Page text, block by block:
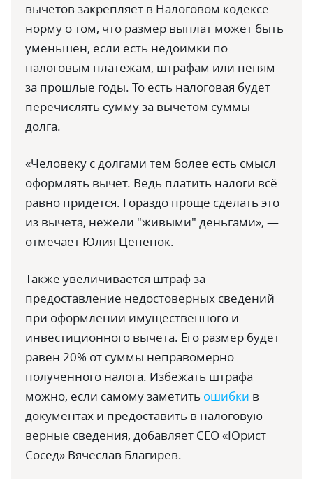
вычетов закрепляет в Налоговом кодексе
норму о том, что размер выплат может быть
уменьшен, если есть недоимки по
налоговым платежам, штрафам или пеням
за прошлые годы. То есть налоговая будет
перечислять сумму за вычетом суммы
долга.
«Человеку с долгами тем более есть смысл
оформлять вычет. Ведь платить налоги всё
равно придётся. Гораздо проще сделать это
из вычета, нежели "живыми" деньгами», —
отмечает Юлия Цепенок.
Также увеличивается штраф за
предоставление недостоверных сведений
при оформлении имущественного и
инвестиционного вычета. Его размер будет
равен 20% от суммы неправомерно
полученного налога. Избежать штрафа
можно, если самому заметить ошибки в
документах и предоставить в налоговую
верные сведения, добавляет CEO «Юрист
Сосед» Вячеслав Благирев.